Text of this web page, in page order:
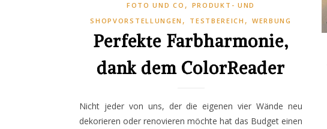
FOTO UND CO , PRODUKT- UND
SHOPVORSTELLUNGEN , TESTBEREICH , WERBUNG
Perfekte Farbharmonie,
dank dem ColorReader
Nicht jeder von uns, der die eigenen vier Wände neu
dekorieren oder renovieren möchte hat das Budget einen